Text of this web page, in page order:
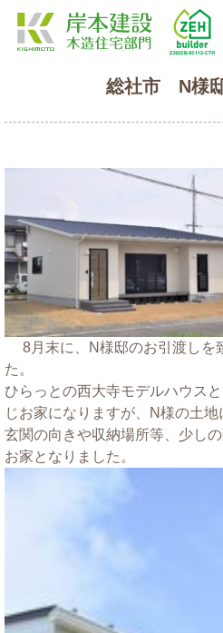
総社市 N様
8月末に、N様邸のお引渡しを
た。
ひらっとの西大寺モデルハウス
じお家になりますが、N様の土地
玄関の向きや収納場所等、少し
お家となりました。